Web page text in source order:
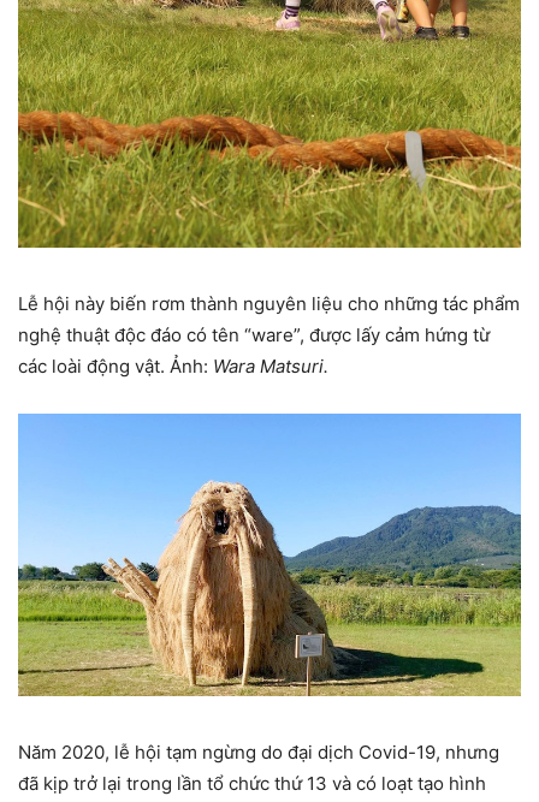
Lễ hội này biến rơm thành nguyên liệu cho những tác phẩm
nghệ thuật độc đáo có tên “ware”, được lấy cảm hứng từ
các loài động vật. Ảnh: Wara Matsuri.
Năm 2020, lễ hội tạm ngừng do đại dịch Covid-19, nhưng
đã kịp trở lại trong lần tổ chức thứ 13 và có loạt tạo hình